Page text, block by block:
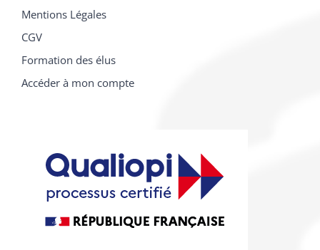
Mentions Légales
CGV
Formation des élus
Accéder à mon compte